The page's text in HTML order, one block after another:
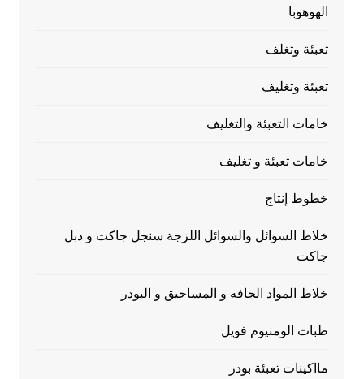
الهوهوبا
تعبئة وتغلف
تعبئة وتغليف
خامات التعبئة والتغليف
خامات تعبئة و تغليف
خطوط إنتاج
خلاط السوائل والسوائل اللزجة سنجل جاكت و دبل
جاكت
خلاط المواد الجافه و المساحيق و البودر
طبات الومنيوم فويل
مااكينات تعبئة بودر